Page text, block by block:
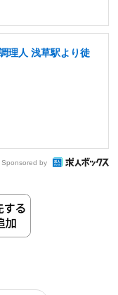
理人 浅草駅より徒
Sponsored by